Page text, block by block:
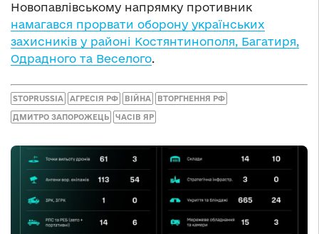
Новопавлівському напрямку противник
намагався прорвати оборону українських
захисників у районі Костянтинополя, Багатиря,
Одрадного та Веселого.
STOPRUSSIA АГРЕСІЯ РФ ВІЙНА ВТОРГНЕННЯ РФ
ДМИТРО ЗАПОРОЖЕЦЬ ЧАСІВ ЯР